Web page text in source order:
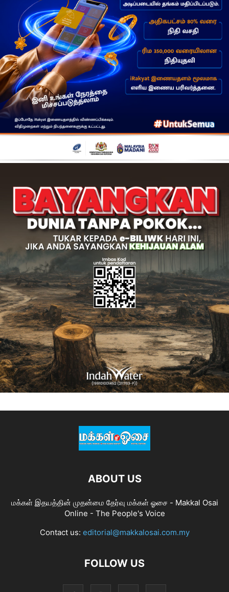
ABOUT US
மக்கள் இதயத்தின் முதன்மை தேர்வு மக்கள் ஓசை - Makkal Osai
Online - The People's Voice
Contact us: editorial@makkalosai.com.my
FOLLOW US